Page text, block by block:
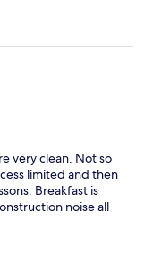
very clean. Not so
limited and then
Breakfast is
noise all